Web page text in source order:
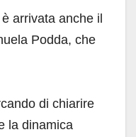
arrivata anche il
Podda, che
di chiarire
la dinamica